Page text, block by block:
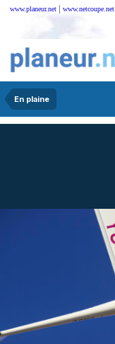
www.planeur.net | www.netcoupe.net
En plaine